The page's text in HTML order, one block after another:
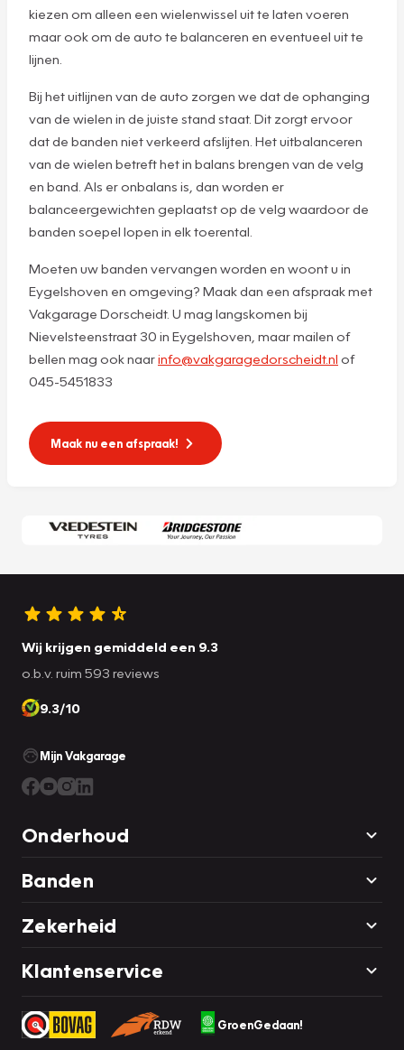
kiezen om alleen een wielenwissel uit te laten voeren
maar ook om de auto te balanceren en eventueel uit te
lijnen.
Bij het uitlijnen van de auto zorgen we dat de ophanging
van de wielen in de juiste stand staat. Dit zorgt ervoor
dat de banden niet verkeerd afslijten. Het uitbalanceren
van de wielen betreft het in balans brengen van de velg
en band. Als er onbalans is, dan worden er
balanceergewichten geplaatst op de velg waardoor de
banden soepel lopen in elk toerental.
Moeten uw banden vervangen worden en woont u in
Eygelshoven en omgeving? Maak dan een afspraak met
Vakgarage Dorscheidt. U mag langskomen bij
Nievelsteenstraat 30 in Eygelshoven, maar mailen of
bellen mag ook naarinfo@vakgaragedorscheidt.nl of
045-5451833
Maak nu een afspraak!
Wij krijgen gemiddeld een 9.3
o.b.v. ruim 593 reviews
9.3/10
Mijn Vakgarage
Onderhoud
Banden
Zekerheid
Klantenservice
GroenGedaan!